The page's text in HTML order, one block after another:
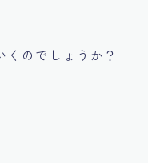
くのでしょうか？